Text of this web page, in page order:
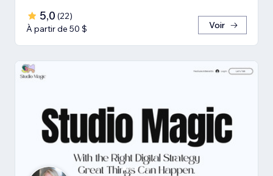
5,0 (22)
À partir de 50 $
Voir